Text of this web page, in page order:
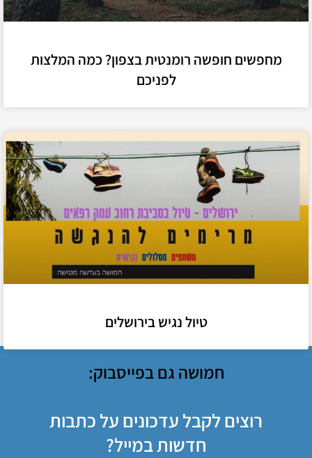
מחפשים חופשה רומנטית בצפון? כמה המלצות
לפניכם
טיול נגיש בירושלים
חמושה גם בפייסבוק:
רוצים לקבל עדכונים על כתבות
חדשות במייל?